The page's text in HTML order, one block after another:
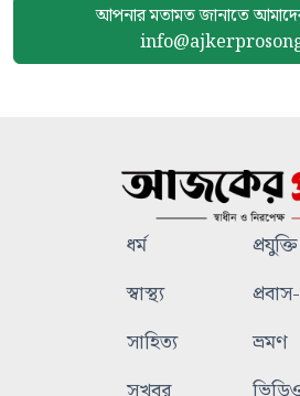
আপনার মতামত জানাতে
ধর্ম
প্রযুক্তি
স্বাস্থ্য
সাহিত্য
ভ্রমণ